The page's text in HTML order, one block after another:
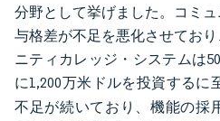
分野として挙げました。コミ
与格差が不足を悪化させてお
ニティカレッジ・システムは
に1,200万米ドルを投資するに
不足が続いており、機能の採